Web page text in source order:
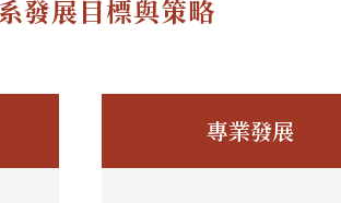
發展目標與策略
專業發展